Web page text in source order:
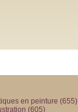
en peinture (655)
(605)